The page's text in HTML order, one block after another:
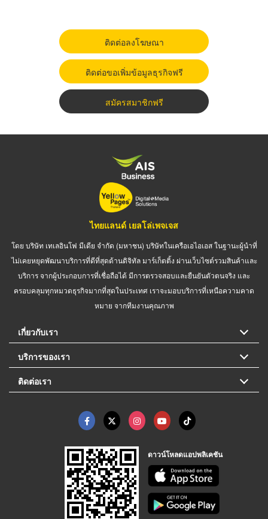
ติดต่อลงโฆษณา
ติดต่อขอเพิ่มข้อมูลธุรกิจฟรี
สมัครสมาชิกฟรี
ไทยแลนด์ เยลโล่เพจเจส
โดย บริษัท เทเลอินโฟ มีเดีย จำกัด (มหาชน) บริษัทในเครือเอไอเอส ในฐานะผู้นำที่
ไม่เคยหยุดพัฒนาบริการที่ดีที่สุดด้านดิจิทัล มาร์เก็ตติ้ง ผ่านเว็บไซต์รวมสินค้าและ
บริการ จากผู้ประกอบการที่เชื่อถือได้ มีการตรวจสอบและยืนยันตัวตนจริง และ
ครอบคลุมทุกหมวดธุรกิจมากที่สุดในประเทศ เราจะมอบบริการที่เหนือความคาด
หมาย จากทีมงานคุณภาพ
เกี่ยวกับเรา
บริการของเรา
ติดต่อเรา
ดาวน์โหลดแอปพลิเคชัน